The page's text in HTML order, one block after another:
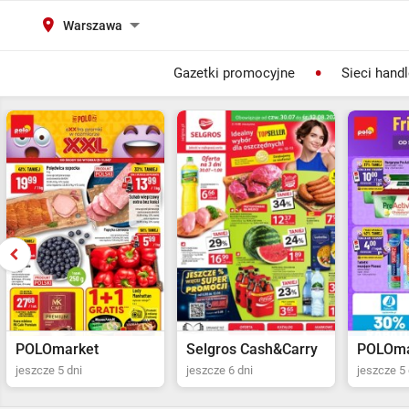
Warszawa
Gazetki promocyjne Sieci
Selgros Cash&Carry
jeszcze 6 dni
POLOmarket
jeszcze 5 dni
Netto
jeszcze 6